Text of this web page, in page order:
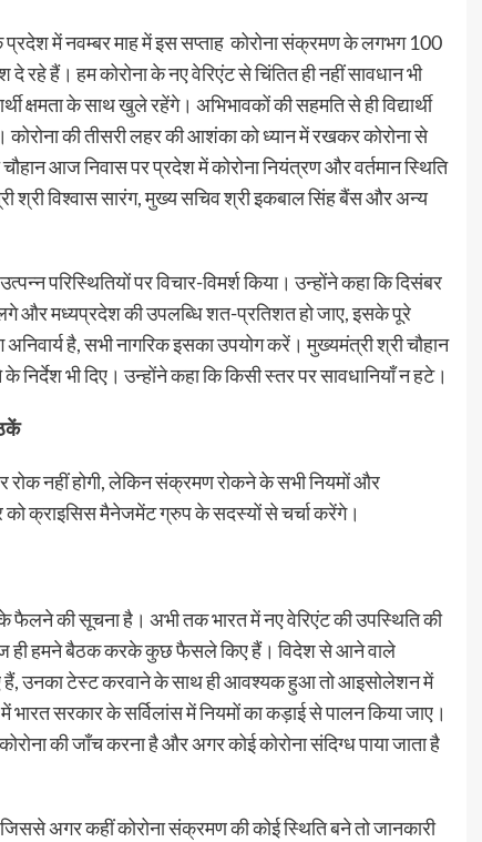
प्रदेश में नवम्बर माह में इस सप्ताह कोरोना संक्रमण के लगभग 100
हैं। हम कोरोना के नए वेरिएंट से चिंतित ही नहीं सावधान भी
क्षमता के साथ खुले रहेंगे। अभिभावकों की सहमति से ही विद्यार्थी
की तीसरी लहर की आशंका को ध्यान में रखकर कोरोना से
आज निवास पर प्रदेश में कोरोना नियंत्रण और वर्तमान स्थिति
श्री विश्वास सारंग, मुख्य सचिव श्री इकबाल सिंह बैंस और अन्य
परिस्थितियों पर विचार-विमर्श किया। उन्होंने कहा कि दिसंबर
लगे और मध्यप्रदेश की उपलब्धि शत-प्रतिशत हो जाए, इसके पूरे
है, सभी नागरिक इसका उपयोग करें। मुख्यमंत्री श्री चौहान
भी दिए। उन्होंने कहा कि किसी स्तर पर सावधानियाँ न हटे।
रोक नहीं होगी, लेकिन संक्रमण रोकने के सभी नियमों और
को क्राइसिस मैनेजमेंट ग्रुप के सदस्यों से चर्चा करेंगे।
फैलने की सूचना है। अभी तक भारत में नए वेरिएंट की उपस्थिति की
ही हमने बैठक करके कुछ फैसले किए हैं। विदेश से आने वाले
हैं, उनका टेस्ट करवाने के साथ ही आवश्यक हुआ तो आइसोलेशन में
सरकार के सर्विलांस में नियमों का कड़ाई से पालन किया जाए।
की जाँच करना है और अगर कोई कोरोना संदिग्ध पाया जाता है
अगर कहीं कोरोना संक्रमण की कोई स्थिति बने तो जानकारी